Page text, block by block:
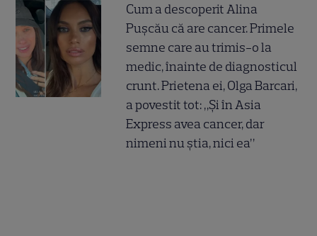
Cum a descoperit Alina
Pușcău că are cancer. Primele
semne care au trimis-o la
medic, înainte de diagnosticul
crunt. Prietena ei, Olga Barcari,
a povestit tot: „Și în Asia
Express avea cancer, dar
nimeni nu știa, nici ea”